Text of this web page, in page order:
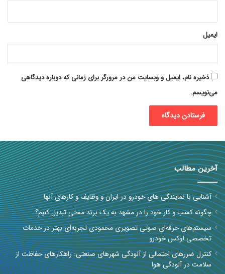
ایمیل
ذخیره نام، ایمیل و وبسایت من در مرورگر برای زمانی که دوباره دیدگاهی
می‌نویسم.
آخرین مطالب
آشنایی با نمایندگی های خودرو در ایران و وظایف و کارهای آنها
چگونه کسب و کار خود را در مشهد به یک برند محلی تبدیل کنیم؟
سیستم‌های حرفه‌ای صوتی تصویری محمودی تجربه‌ای بهتر در خدمات
تخصصی لوکس خودرو
کنترل ضررهای احتمالی از آلودگی شهرهای صنعتی: راهکارهای حفاظت از
سلامت در آلودگی هوا